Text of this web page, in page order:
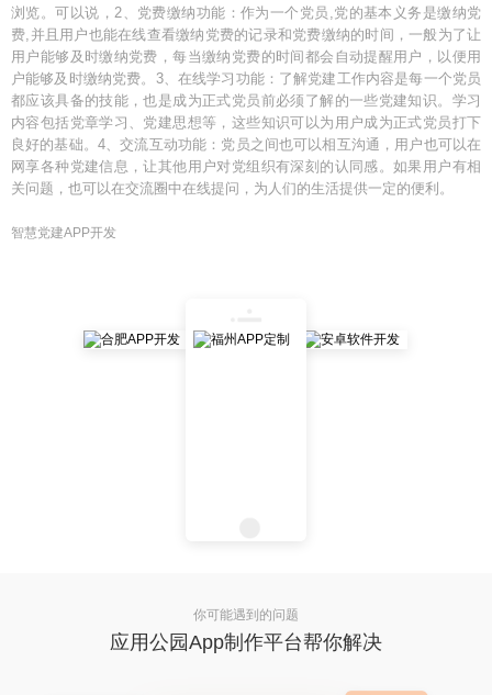
浏览。可以说，2、党费缴纳功能：作为一个党员,党的基本义务是缴纳党
费,并且用户也能在线查看缴纳党费的记录和党费缴纳的时间，一般为了让
用户能够及时缴纳党费，每当缴纳党费的时间都会自动提醒用户，以便用
户能够及时缴纳党费。3、在线学习功能：了解党建工作内容是每一个党员
都应该具备的技能，也是成为正式党员前必须了解的一些党建知识。学习
内容包括党章学习、党建思想等，这些知识可以为用户成为正式党员打下
良好的基础。4、交流互动功能：党员之间也可以相互沟通，用户也可以在
网享各种党建信息，让其他用户对党组织有深刻的认同感。如果用户有相
关问题，也可以在交流圈中在线提问，为人们的生活提供一定的便利。
智慧党建APP开发
你可能遇到的问题
应用公园App制作平台帮你解决